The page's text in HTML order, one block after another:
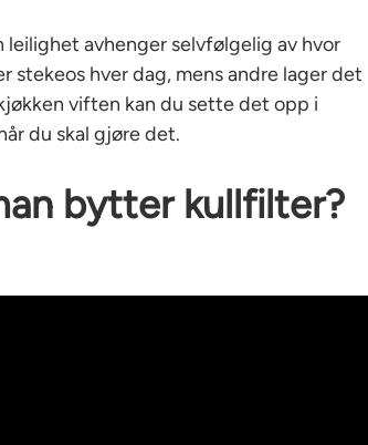
avhenger selvfølgelig av hvor
stekeos hver dag, mens andre lager det
viften kan du sette det opp i
du skal gjøre det.
bytter kullfilter?